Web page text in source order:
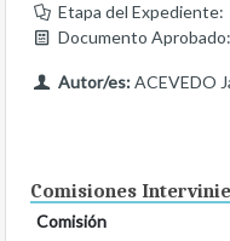
Etapa del Expediente:
Documento Aprobado:
Autor/es:ACEVEDO
Comisiones
Comisión